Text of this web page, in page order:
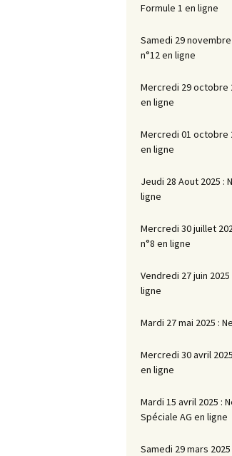
Formule 1 en ligne
Samedi 29
n°12 en ligne
Mercredi 29 octobre
en ligne
Mercredi 01 octobre
en ligne
Jeudi 28 Aout 2025 :
ligne
Mercredi 30 juillet
n°8 en ligne
Vendredi 27 juin
ligne
Mardi 27 mai 2025 :
Mercredi 30 avril
en ligne
Mardi 15 avril 2025 :
Spéciale AG en ligne
Samedi 29 mars